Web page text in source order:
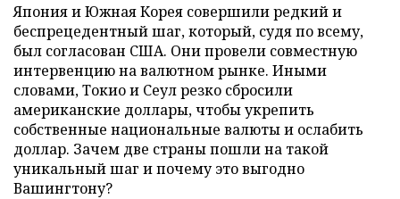
Япония и Южная Корея совершили редкий и
беспрецедентный шаг, который, судя по всему,
был согласован США. Они провели совместную
интервенцию на валютном рынке. Иными
словами, Токио и Сеул резко сбросили
американские доллары, чтобы укрепить
собственные национальные валюты и ослабить
доллар. Зачем две страны пошли на такой
уникальный шаг и почему это выгодно
Вашингтону?